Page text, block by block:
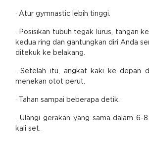
· Atur gymnastic lebih tinggi.
· Posisikan tubuh tegak lurus, tangan
kedua ring dan gantungkan diri Anda
ditekuk ke belakang.
· Setelah itu, angkat kaki ke depan
menekan otot perut.
· Tahan sampai beberapa detik.
· Ulangi gerakan yang sama dalam 6-
kali set.